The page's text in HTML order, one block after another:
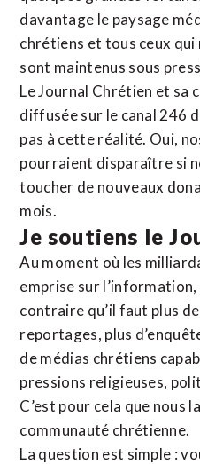
davantage le paysage
chrétiens et tous ceux
sont maintenus sous
Le Journal Chrétien et sa
diffusée sur le canal 246
pas à cette réalité. Oui,
pourraient disparaître si
toucher de nouveaux
mois.
Je soutiens le
Au moment où les
emprise sur l’information,
contraire qu’il faut plus
reportages, plus
de médias chrétiens
pressions religieuses,
C’est pour cela que nous
communauté chrétienne.
La question est simple :